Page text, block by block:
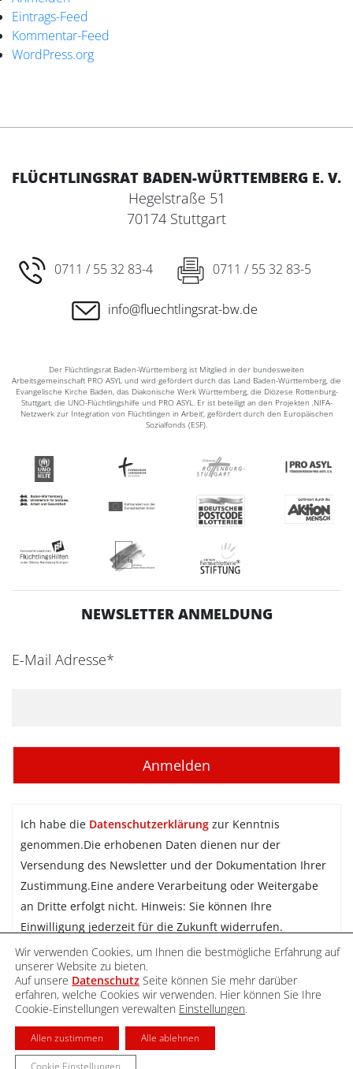
Eintrags-Feed
Kommentar-Feed
WordPress.org
FLÜCHTLINGSRAT BADEN-WÜRTTEMBERG E. V.
Hegelstraße 51
70174 Stuttgart
0711 / 55 32 83-4 0711 / 55 32 83-5
info@fluechtlingsrat-bw.de
Der Flüchtlingsrat Baden-Württemberg ist Mitglied in der bundesweiten
Arbeitsgemeinschaft PRO ASYL und wird gefördert durch das Land Baden-Württemberg, die
Evangelische Kirche Baden, das Diakonische Werk Württemberg, die Diözese Rottenburg-
Stuttgart, die UNO-Flüchtlingshilfe und PRO ASYL. Er ist beteiligt an den Projekten ‚NIFA-
Netzwerk zur Integration von Flüchtlingen in Arbeit‘, gefördert durch den Europäischen
Sozialfonds (ESF).
NEWSLETTER ANMELDUNG
E-Mail Adresse*
Ich habe die Datenschutzerklärung zur Kenntnis
genommen.Die erhobenen Daten dienen nur der
Versendung des Newsletter und der Dokumentation Ihrer
Zustimmung.Eine andere Verarbeitung oder Weitergabe
an Dritte erfolgt nicht. Hinweis: Sie können Ihre
Einwilligung jederzeit für die Zukunft widerrufen.
Newsletter abonnieren
DATENSCHUTZ IMPRESSUM
Wir verwenden Cookies, um Ihnen die bestmögliche Erfahrung auf
unserer Website zu bieten.
Auf unsere Datenschutz Seite können Sie mehr darüber
erfahren, welche Cookies wir verwenden. Hier können Sie Ihre
Cookie-Einstellungen verewalten Einstellungen.
Allen zustimmen Alle ablehnen
Cookie Einstellungen